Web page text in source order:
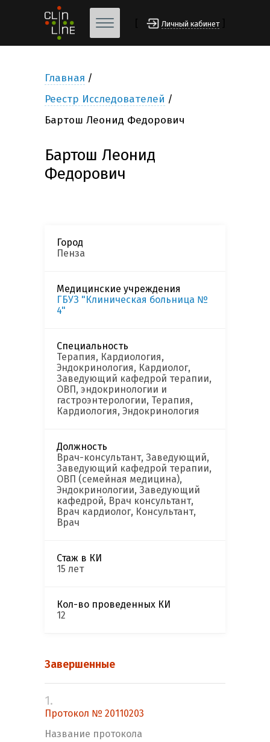
Личный кабинет
Главная
Реестр Исследователей
Бартош Леонид Федорович
Бартош Леонид
Федорович
Город
Пенза
Медицинские учреждения
ГБУЗ "Клиническая больница №
4"
Специальность
Терапия, Кардиология,
Эндокринология, Кардиолог,
Заведующий кафедрой терапии,
ОВП, эндокринологии и
гастроэнтерологии, Терапия,
Кардиология, Эндокринология
Должность
Врач-консультант, Заведующий,
Заведующий кафедрой терапии,
ОВП (семейная медицина),
Эндокринологии, Заведующий
кафедрой, Врач консультант,
Врач кардиолог, Консультант,
Врач
Стаж в КИ
15 лет
Кол-во проведенных КИ
12
Завершенные
1.
Протокол № 20110203
Название протокола